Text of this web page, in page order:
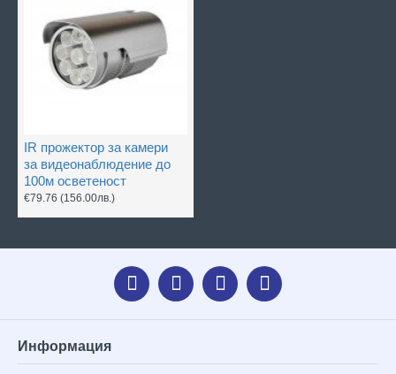
IR прожектор за камери
за видеонаблюдение до
100м осветеност
€79.76 (156.00лв.)
Информация